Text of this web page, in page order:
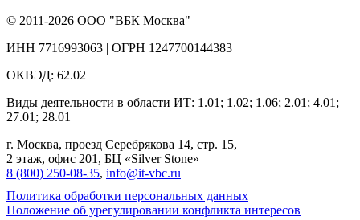
© 2011-2026 ООО "ВБК Москва"
ИНН 7716993063 | ОГРН 1247700144383
ОКВЭД: 62.02
Виды деятельности в области ИТ: 1.01; 1.02; 1.06; 2.01; 4.01;
27.01; 28.01
г. Москва, проезд Серебрякова 14, стр. 15,
2 этаж, офис 201, БЦ «Silver Stone»
8 (800) 250‑08‑35, info@it‑vbc.ru
Политика обработки персональных данных
Положение об урегулировании конфликта интересов